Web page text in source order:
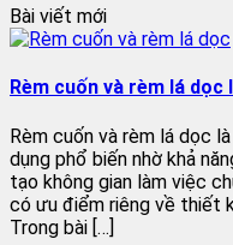
Bài viết mới
Rèm cuốn và rèm lá
Rèm cuốn và rèm lá dọc
dụng phổ biến nhờ khả
tạo không gian làm việc
có ưu điểm riêng về thiết
Trong bài […]